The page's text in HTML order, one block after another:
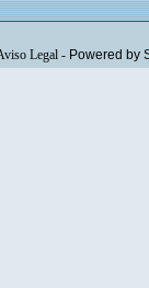
Legal- Powered by